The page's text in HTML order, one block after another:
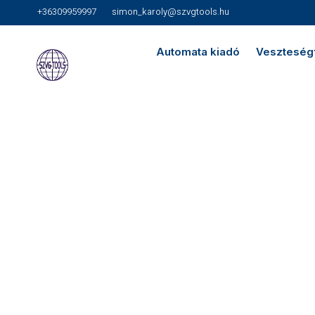
+36309959997 simon_karoly@szvgtools.hu
Automata kiadó